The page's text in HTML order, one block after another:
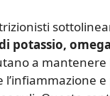
potassio,
a mantenere
l’infiammazione